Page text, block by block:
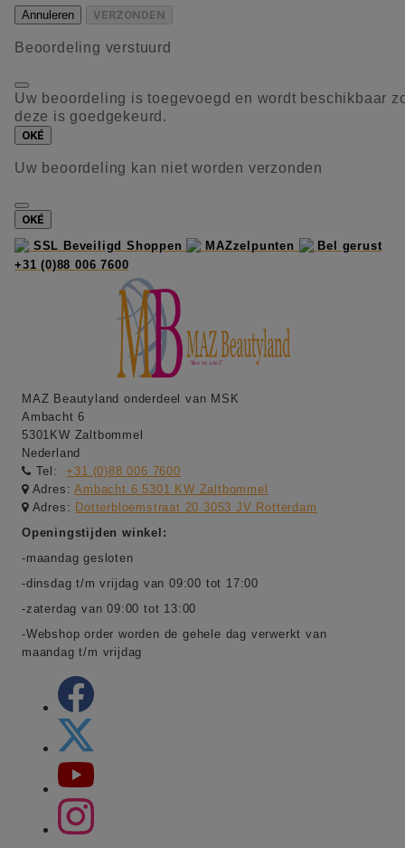
Annuleren VERZONDEN
Beoordeling verstuurd
Uw beoordeling is toegevoegd en wordt beschikbaar
deze is goedgekeurd.
OKÉ
Uw beoordeling kan niet worden verzonden
OKÉ
SSL Beveiligd Shoppen
MAZzelpunten
Bel gerust
+31 (0)88 006 7600
MAZ Beautyland onderdeel van MSK
Ambacht 6
5301KW Zaltbommel
Nederland
Tel:
+31 (0)88 006 7600
Adres:Ambacht 6 5301 KW Zaltbommel
Adres: Dotterbloemstraat 20 3053 JV Rotterdam
Openingstijden winkel:
-maandag gesloten
-dinsdag t/m vrijdag van 09:00 tot 17:00
-zaterdag van 09:00 tot 13:00
-Webshop order worden de gehele dag verwerkt van
maandag t/m vrijdag